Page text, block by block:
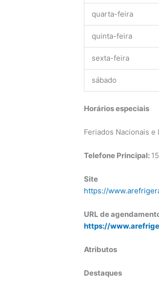
quarta-feira
quinta-feira
sexta-feira
sábado
Horários especiais
Feriados Nacionais e
Telefone Principal:
Site
https://
URL de
https://
Atributos
Destaques